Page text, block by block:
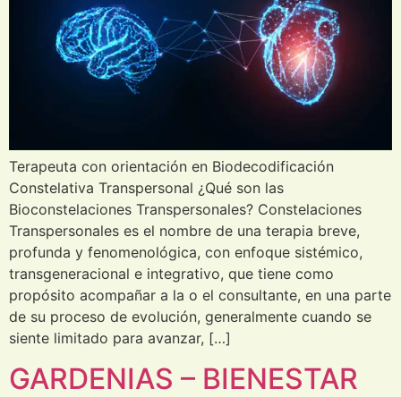
Terapeuta con orientación en Biodecodificación
Constelativa Transpersonal ¿Qué son las
Bioconstelaciones Transpersonales? Constelaciones
Transpersonales es el nombre de una terapia breve,
profunda y fenomenológica, con enfoque sistémico,
transgeneracional e integrativo, que tiene como
propósito acompañar a la o el consultante, en una parte
de su proceso de evolución, generalmente cuando se
siente limitado para avanzar, […]
GARDENIAS – BIENESTAR